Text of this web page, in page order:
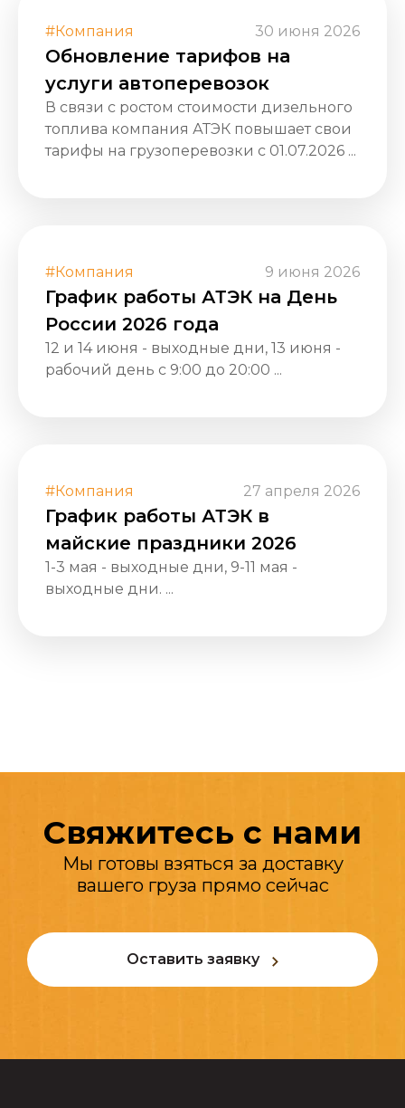
#Компания 30 июня 2026
Обновление тарифов на
услуги автоперевозок
В связи с ростом стоимости дизельного
топлива компания АТЭК повышает свои
тарифы на грузоперевозки с 01.07.2026 ...
#Компания 9 июня 2026
График работы АТЭК на День
России 2026 года
12 и 14 июня - выходные дни, 13 июня -
рабочий день с 9:00 до 20:00 ...
#Компания 27 апреля 2026
График работы АТЭК в
майские праздники 2026
1-3 мая - выходные дни, 9-11 мая -
выходные дни. ...
Свяжитесь с нами
Мы готовы взяться за доставку
вашего груза прямо сейчас
Оставить заявку